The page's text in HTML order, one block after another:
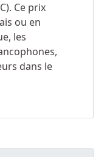
Ce prix
ou en
les
dans le